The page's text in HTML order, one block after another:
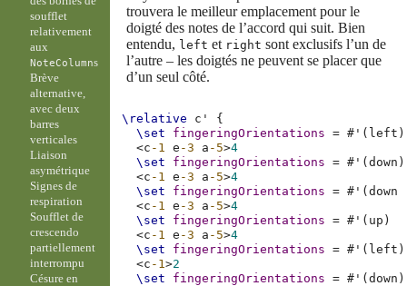
trouvera le meilleur emplacement pour le
doigté des notes de l’accord qui suit. Bien
entendu, left et right sont exclusifs l’un de
l’autre – les doigtés ne peuvent se placer que
d’un seul côté.
\relative c'
{
\set
fingeringOrientations = # ' ( left )
<c -1 e -3 a -5>4
\set
fingeringOrientations = # ' (down )
<c -1 e -3 a -5>4
\set
fingeringOrientations = # ' (down
<c -1 e -3 a -5>4
\set
fingeringOrientations = # ' ( up )
<c -1 e -3 a -5>4
\set
fingeringOrientations = # ' ( left )
<c -1>2
\set
fingeringOrientations = # ' (down )
soufflet
relativement
aux
NoteColumns
Brève
alternative,
avec deux
barres
verticales
Liaison
asymétrique
Signes de
respiration
Soufflet de
crescendo
partiellement
interrompu
Césure en